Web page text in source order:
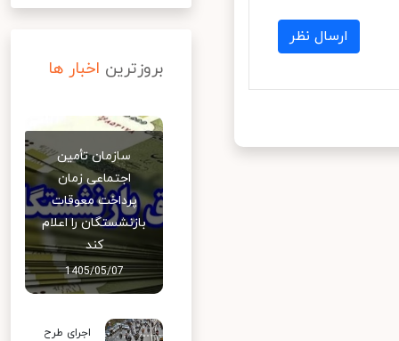
ارسال نظر
بروزترین اخبار ها
سازمان تأمین
اجتماعی زمان
پرداخت معوقات
بازنشستگان را اعلام
کند
1405/05/07
اجرای طرح